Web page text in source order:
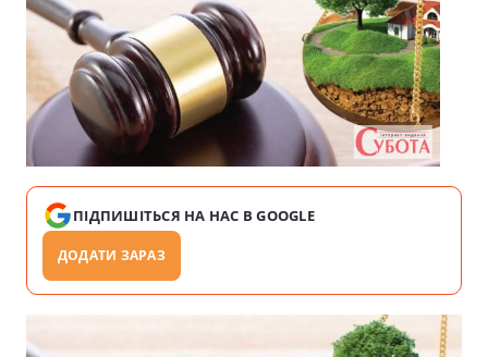
ПІДПИШІТЬСЯ НА НАС В GOOGLE
ДОДАТИ ЗАРАЗ